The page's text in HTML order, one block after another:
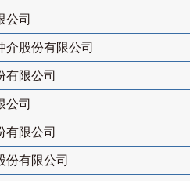
公司
介股份有限公司
有限公司
公司
有限公司
份有限公司